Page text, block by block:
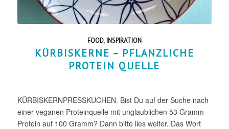
FOOD, INSPIRATION
KÜRBISKERNE – PFLANZLICHE
PROTEIN QUELLE
KÜRBISKERNPRESSKUCHEN. Bist Du auf der Suche nach
einer veganen Proteinquelle mit unglaublichen 53 Gramm
Protein auf 100 Gramm? Dann bitte lies weiter. Das Wort